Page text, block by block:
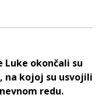
Luke okončali su
na kojoj su usvojili
redu.